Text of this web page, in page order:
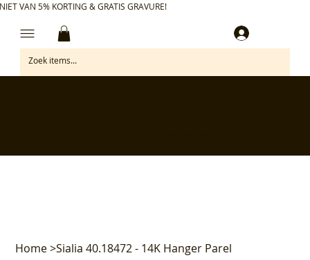
VAN 5% KORTING & GRATIS GRAVURE!
Home>Sialia 40.18472 - 14K Hanger Parel